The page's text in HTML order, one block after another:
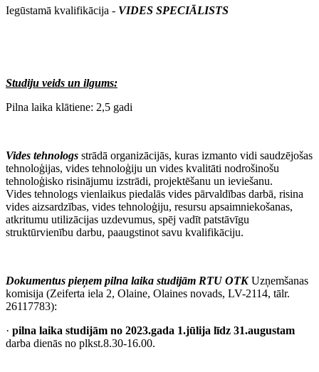
Iegūstamā kvalifikācija - VIDES SPECIĀLISTS
Studiju veids un ilgums:
Pilna laika klātiene: 2,5 gadi
Vides tehnologs strādā organizācijās, kuras izmanto vidi saudzējošas
tehnoloģijas, vides tehnoloģiju un vides kvalitāti nodrošinošu
tehnoloģisko risinājumu izstrādi, projektēšanu un ieviešanu.
Vides tehnologs vienlaikus piedalās vides pārvaldības darbā, risina
vides aizsardzības, vides tehnoloģiju, resursu apsaimniekošanas,
atkritumu utilizācijas uzdevumus, spēj vadīt patstāvīgu
struktūrvienību darbu, paaugstinot savu kvalifikāciju.
Dokumentus pieņem pilna laika studijām RTU OTK Uzņemšanas
komisija (Zeiferta iela 2, Olaine, Olaines novads, LV-2114, tālr.
26117783):
· pilna laika studijām no 2023.gada 1.jūlija līdz 31.augustam
darba dienās no plkst.8.30‑16.00.